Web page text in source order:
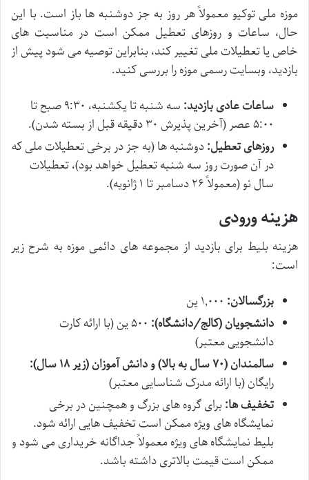
موزه ملی توکیو معمولاً هر روز به جز دوشنبه ها باز است. با این
حال، ساعات و روزهای تعطیل ممکن است در مناسبت های
خاص یا تعطیلات ملی تغییر کند، بنابراین توصیه می شود پیش از
بازدید، وبسایت رسمی موزه را بررسی کنید.
ساعات عادی بازدید:
سه شنبه تا یکشنبه، ۹:۳۰ صبح تا
۵:۰۰ عصر (آخرین پذیرش ۳۰ دقیقه قبل از بسته شدن).
روزهای تعطیل:دوشنبه ها (به جز در برخی تعطیلات ملی که
در آن صورت روز سه شنبه تعطیل خواهد بود)، تعطیلات
سال نو (معمولاً ۲۶ دسامبر تا ۱ ژانویه).
هزینه ورودی
هزینه بلیط برای بازدید از مجموعه های دائمی موزه به شرح زیر
است:
بزرگسالان:
دانشجویان (کالج/دانشگاه):
۵۰۰ ین (با ارائه کارت
دانشجویی معتبر)
سالمندان (۷۰ سال به بالا) و دانش آموزان (زیر ۱۸ سال):
رایگان (با ارائه مدرک شناسایی معتبر)
تخفیف ها: برای گروه های بزرگ و همچنین در برخی
نمایشگاه های ویژه ممکن است تخفیف هایی ارائه شود.
بلیط نمایشگاه های ویژه معمولاً جداگانه خریداری می شود و
ممکن است قیمت بالاتری داشته باشد.